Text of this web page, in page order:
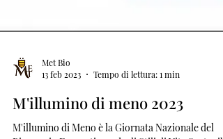
13 feb 2023
Tempo di lettura: 1 min
M'illumino di meno 2023